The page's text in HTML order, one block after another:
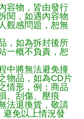
容物，皆由發行
閱，如遇內容物
觀感問題，恕無
，如為拆封後所
一概不負責，恕
中將無法避免撞
物品，如為CD片
情形，例：商品
、刮傷、壓痕
法退換貨，敬請
避免以上情況發